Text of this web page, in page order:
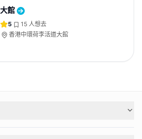
大館
5 15 人想去
香港中環荷李活道大館